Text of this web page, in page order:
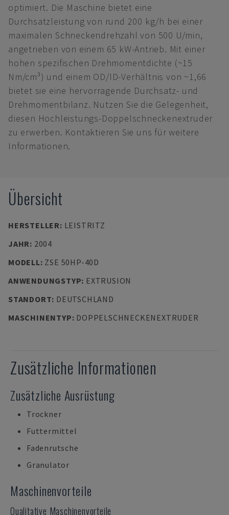
optimiert. Die Maschine bietet eine
Durchsatzleistung von rund 200 kg/h bei einer
maximalen Schneckendrehzahl von 500 U/min,
angetrieben von einem 65 kW-Antrieb. Mit einer
hohen spezifischen Drehmomentdichte (~15
Nm/cm³) und einem OD/ID-Verhältnis von ~1,66
bietet sie eine hervorragende Durchsatz- und
Drehmomentbilanz. Nutzen Sie die Gelegenheit,
diesen Hochleistungs-Doppelschneckenextruder
zu erwerben. Kontaktieren Sie uns für weitere
Informationen.
Übersicht
HERSTELLER: LEISTRITZ
JAHR: 2004
MODELL: ZSE 50HP-40D
ANWENDUNGSTYP: EXTRUSION
STANDORT: DEUTSCHLAND
MASCHINENTYP: DOPPELSCHNECKENEXTRUDER
Zusätzliche Informationen
Zusätzliche Ausrüstung
Trockner
Futtermittel
Fadenrutsche
Granulator
Maschinenvorteile
Qualitative Maschinenvorteile